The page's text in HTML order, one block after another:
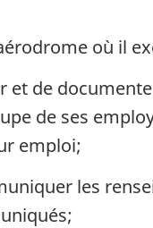
où il
et de
de ses
emploi;
les